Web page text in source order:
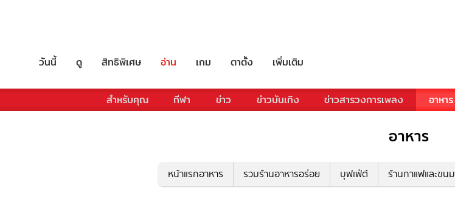
วันนี้ ดู สิทธิพิเศษ อ่าน เกม ตาตั้ง เพิ่มเติม
สำหรับคุณ กีฬา ข่าว ข่าวบันเทิง ข่าวสารวงการเพลง อาหาร
อาหาร
หน้าแรกอาหาร รวมร้านอาหารอร่อย บุฟเฟ่ต์ ร้านกาแฟและขนม